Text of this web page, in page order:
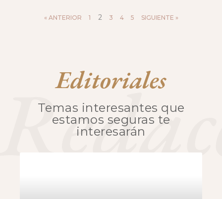
« ANTERIOR 1 2 3 4 5 SIGUIENTE »
Editoriales
Temas interesantes que
estamos seguras te
interesarán